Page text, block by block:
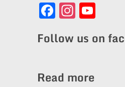
Facebook
Follow us on
Read more